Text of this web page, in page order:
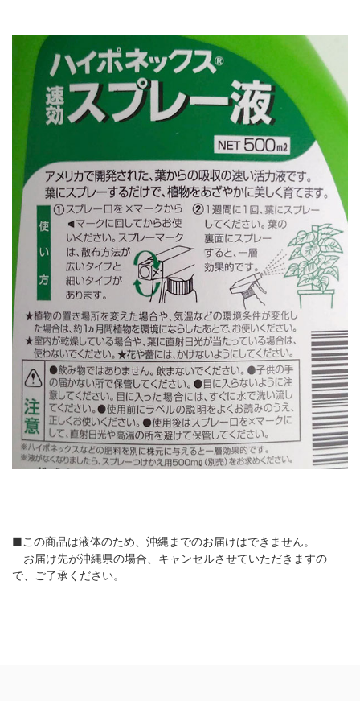
■この商品は液体のため、沖縄までのお届けはできません。
お届け先が沖縄県の場合、キャンセルさせていただきますの
で、ご了承ください。